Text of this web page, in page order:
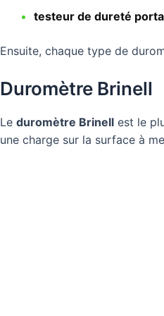
testeur de dureté
Ensuite, chaque type de
Duromètre Brinell
Le duromètre Brinell est le
une charge sur la surface à